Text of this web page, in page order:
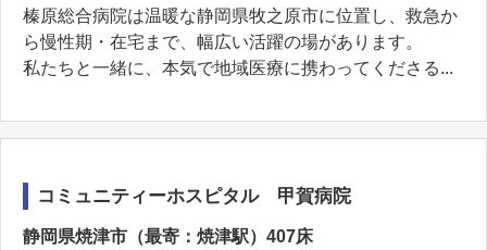
榛原総合病院は温暖な静岡県牧之原市に位置し、救急か
ら慢性期・在宅まで、幅広い活躍の場があります。
私たちと一緒に、本気で地域医療に携わってくださる...
コミュニティーホスピタル 甲賀病院
静岡県焼津市（最寄：焼津駅）407床